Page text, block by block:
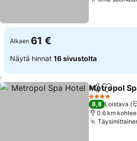
Alkaen 61 €
Näytä hinnat 16 sivustolta
Jaa Lisää
Metropol
4 Tähtiluokitus
8,8 Loistava
0.6 km